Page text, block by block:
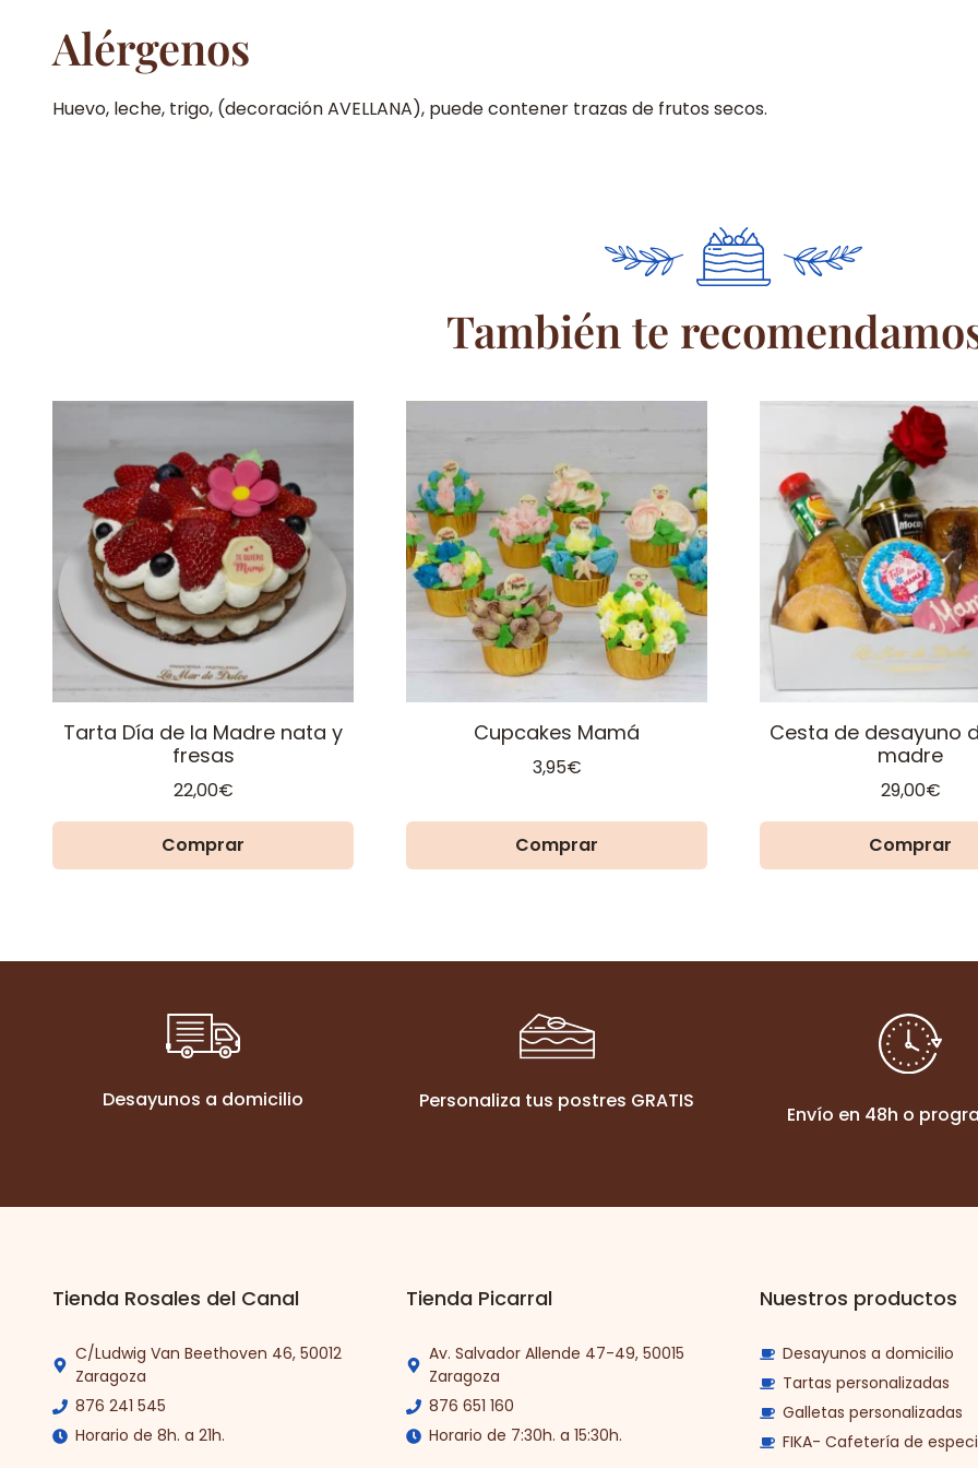
Alérgenos
Huevo, leche, trigo, (decoración AVELLANA), puede contener trazas de frutos secos.
También te
Tarta Día de la Madre nata y
fresas
22,00€
Comprar
Cupcakes Mamá
3,95€
Comprar
Cesta de desayuno
madre
29,00€
Comprar
Desayunos a domicilio Personaliza tus postres GRATIS
Envío en 48h o
Tienda Rosales del Canal
C/Ludwig Van Beethoven 46, 50012
Zaragoza
876 241 545
Horario de 8h. a 21h.
Tienda Picarral
Av. Salvador Allende 47-49, 50015
Zaragoza
876 651 160
Horario de 7:30h. a 15:30h.
Nuestros productos
Desayunos a domicilio
Tartas personalizadas
Galletas personalizadas
FIKA- Cafetería de